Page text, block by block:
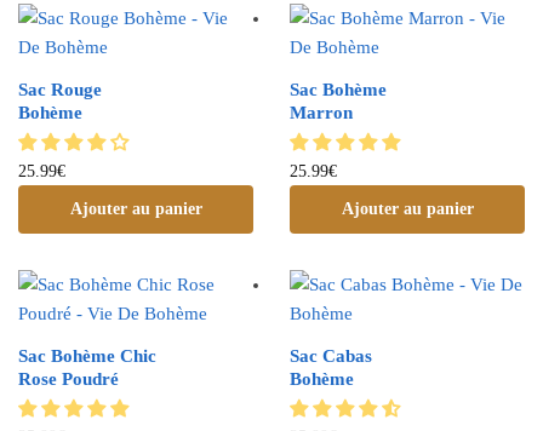
Sac Rouge
Bohème
25.99€
Ajouter au panier
Sac Bohème
Marron
25.99€
Ajouter au panier
Sac Bohème Chic
Rose Poudré
Sac Cabas
Bohème